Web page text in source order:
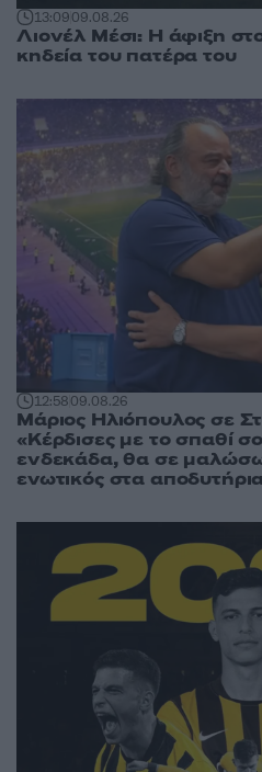
13:0909.08.26
Λιονέλ Μέσι: Η άφιξη
κηδεία του πατέρα του
12:5809.08.26
Μάριος Ηλιόπουλος σε
«Κέρδισες με το σπαθί
ενδεκάδα, θα σε
ενωτικός στα